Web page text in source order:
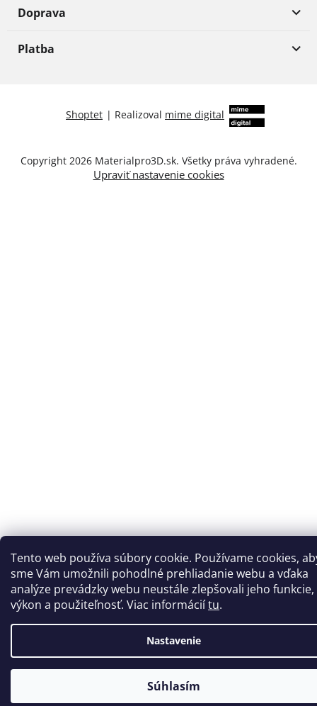
Tento web používa súbory cookie. Používame cookies,
sme Vám umožnili pohodlné prehliadanie webu a vďaka
analýze prevádzky webu neustále zlepšovali jeho funkcie,
výkon a použiteľnosť. Viac informáciítu.
Nastavenie
Súhlasím
Doprava
Platba
Shoptet | Realizoval mime digital
Copyright 2026 Materialpro3D.sk. Všetky práva vyhradené.
Upraviť nastavenie cookies